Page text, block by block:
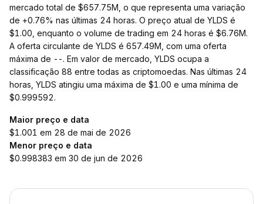
mercado total de $657.75M, o que representa uma variação
de +0.76% nas últimas 24 horas. O preço atual de YLDS é
$1.00, enquanto o volume de trading em 24 horas é $6.76M.
A oferta circulante de YLDS é 657.49M, com uma oferta
máxima de --. Em valor de mercado, YLDS ocupa a
classificação 88 entre todas as criptomoedas. Nas últimas 24
horas, YLDS atingiu uma máxima de $1.00 e uma mínima de
$0.999592.
Maior preço e data
$1.001 em 28 de mai de 2026
Menor preço e data
$0.998383 em 30 de jun de 2026